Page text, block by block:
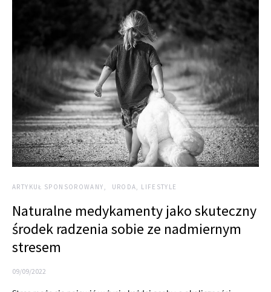
ARTYKUŁ SPONSOROWANY URODA, LIFESTYLE
Naturalne medykamenty jako skuteczny
środek radzenia sobie ze nadmiernym
stresem
09/09/2022